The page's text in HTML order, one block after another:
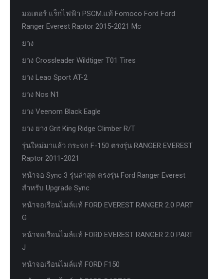
มอเตอร์ แร็กไฟฟ้า PSCM.แท้ Fomoco Ford Ford
Ranger Everest Raptor 2015-2021 Mc
ยาง
ยาง Crossleader Wildtiger T01 Tires
ยาง Leao Sport AT-2
ยาง Nos N1
ยาง Veenom Black Eagle
ยาง ยาง Grit King Ridge Climber R/T
รุ่นใหม่มาแล้ว กระจก F-150 ตรงรุ่น RANGER EVEREST
Raptor 2011-2021
หน้าจอ Sync 3 รุ่นล่าสุด ตรงรุ่น Ford Ranger Everest
สำหรับ Upgrade Sync
หน้าจอเรือนไมล์แท้ FORD EVEREST RANGER 2.0 PART
G
หน้าจอเรือนไมล์แท้ FORD EVEREST RANGER 2.0 PART
J
หน้าจอเรือนไมล์แท้ FORD F150